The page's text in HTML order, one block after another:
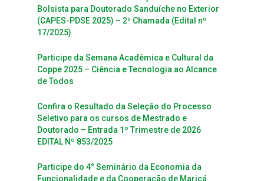
Bolsista para Doutorado Sanduíche no Exterior
(CAPES-PDSE 2025) – 2ª Chamada (Edital nº
17/2025)
Participe da Semana Acadêmica e Cultural da
Coppe 2025 – Ciência e Tecnologia ao Alcance
de Todos
Confira o Resultado da Seleção do Processo
Seletivo para os cursos de Mestrado e
Doutorado – Entrada 1º Trimestre de 2026
EDITAL Nº 853/2025
Participe do 4° Seminário da Economia da
Funcionalidade e da Cooperação de Maricá